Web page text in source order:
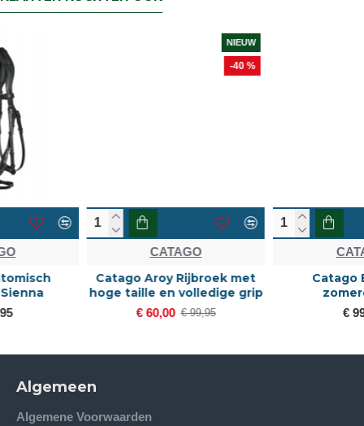
Catago Aroy Rijbroek met
hoge taille en volledige grip
Catago Bamboo
zomerdeken
Algemeen
Algemene Voorwaarden